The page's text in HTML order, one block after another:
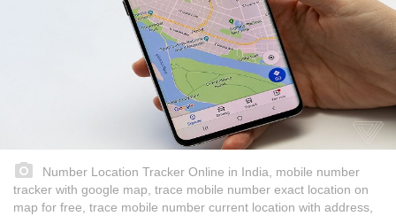
Number Location Tracker Online in India, mobile number
tracker with google map, trace mobile number exact location on
map for free, trace mobile number current location with address,